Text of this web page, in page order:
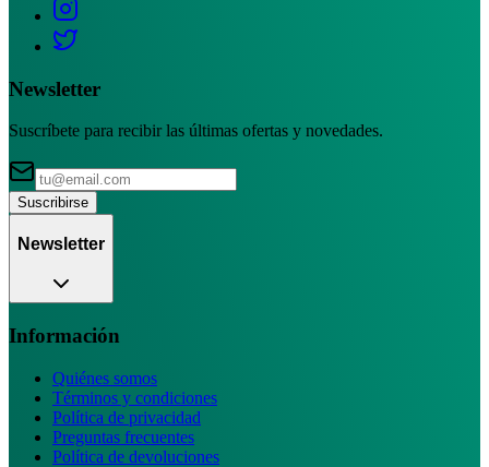
Newsletter
Suscríbete para recibir las últimas ofertas y novedades.
Suscribirse
Newsletter
Información
Quiénes somos
Términos y condiciones
Política de privacidad
Preguntas frecuentes
Política de devoluciones